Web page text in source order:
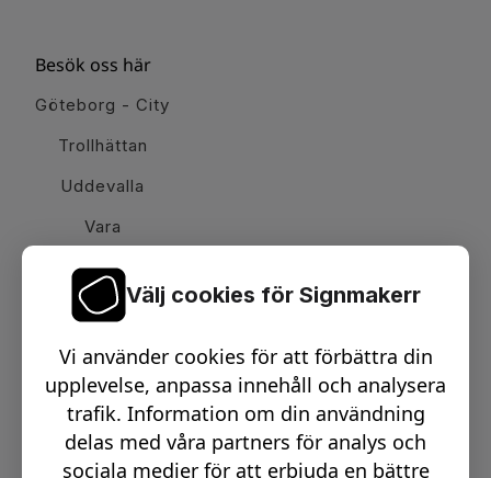
Besök oss här
Göteborg - City
Trollhättan
Uddevalla
Vara
Email:info@signmakerr.se
PSST, HÄNG MED PÅ VÅR RESA!
Välj cookies för Signmakerr
Vi använder cookies för att förbättra din
upplevelse, anpassa innehåll och analysera
trafik. Information om din användning
delas med våra partners för analys och
sociala medier för att erbjuda en bättre